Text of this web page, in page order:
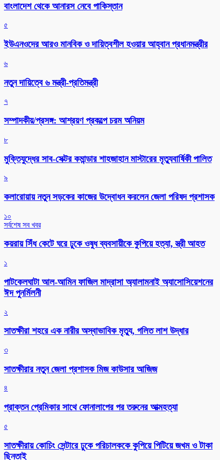
বাংলাদেশ থেকে আনারস নেবে পাকিস্তান
৫
ইউএনওদের আরও মানবিক ও দায়িত্বশীল হওয়ার আহ্বান প্রধানমন্ত্রীর
৬
নতুন দায়িত্বে ৬ মন্ত্রী-প্রতিমন্ত্রী
৭
সম্পাদকীয়/প্রসঙ্গ: আশ্রয়ণ প্রকল্পে চরম অনিয়ম
৮
মুক্তিযুদ্ধের সাব-সেক্টর কমান্ডার শাহজাহান মাস্টারের মৃত্যুবার্ষিকী পালিত
৯
কলারোয়ায় নতুন সড়কের কাজের উদ্বোধন করলেন জেলা পরিষদ প্রশাসক
১০
সর্বশেষ সব খবর
কয়রায় সিঁধ কেটে ঘরে ঢুকে ওষুধ ব্যবসায়ীকে কুপিয়ে হত্যা, স্ত্রী আহত
১
পাটকেলঘাটা আল-আমিন ফাজিল মাদ্রাসা অ্যালামনাই অ্যাসোসিয়েশনের
ঈদ পুনর্মিলনী
২
সাতক্ষীরা শহরে এক নারীর অস্বাভাবিক মৃত্যু, গলিত লাশ উদ্ধার
৩
সাতক্ষীরার নতুন জেলা প্রশাসক মিজ কাউসার আজিজ
৪
প্রাক্তন প্রেমিকার সাথে ফোনালাপের পর তরুনের আত্মহত্যা
৫
সাতক্ষীরায় কোচিং সেন্টারে ঢুকে পরিচালককে কুপিয়ে পিটিয়ে জখম ও টাকা
ছিনতাই